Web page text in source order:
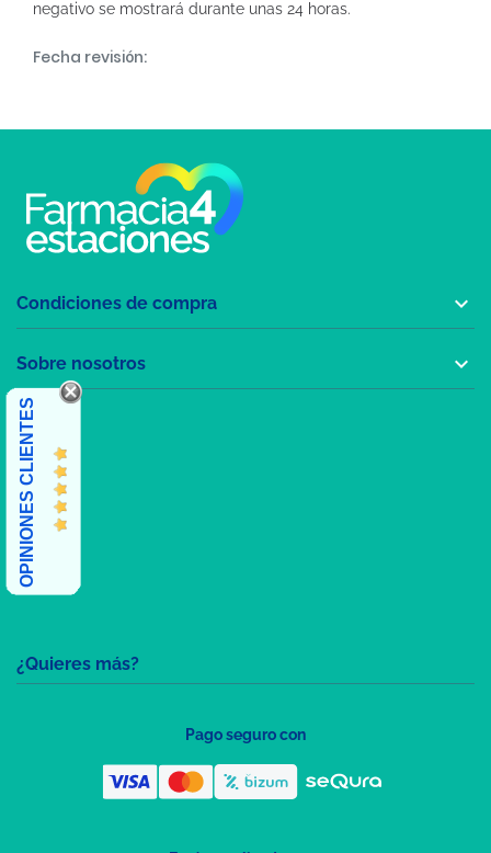
negativo se mostrará durante unas 24 horas.
Fecha revisión:
¿Quieres más?
Condiciones de compra 
Sobre nosotros 
OPINIONES CLIENTES
Pago seguro con